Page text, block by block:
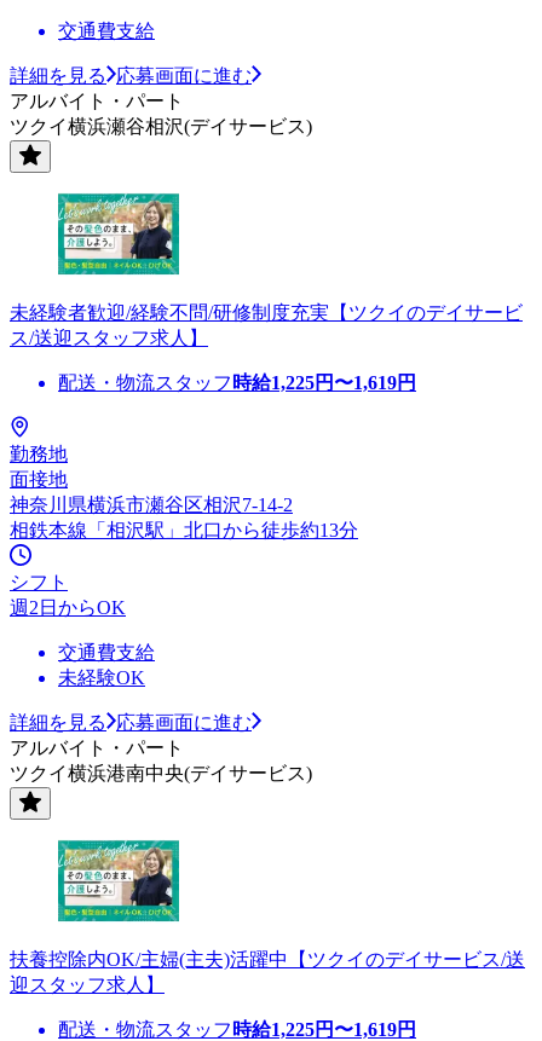
交通費支給
詳細を見る
応募画面に進む
アルバイト・パート
ツクイ横浜瀬谷相沢(デイサービス)
未経験者歓迎/経験不問/研修制度充実【ツクイのデイサービ
ス/送迎スタッフ求人】
配送・物流スタッフ 時給1,225円〜1,619円
勤務地
面接地
神奈川県横浜市瀬谷区相沢7-14-2
相鉄本線「相沢駅」北口から徒歩約13分
シフト
週2日からOK
交通費支給
未経験OK
詳細を見る
応募画面に進む
アルバイト・パート
ツクイ横浜港南中央(デイサービス)
扶養控除内OK/主婦(主夫)活躍中【ツクイのデイサービス/送
迎スタッフ求人】
配送・物流スタッフ 時給1,225円〜1,619円